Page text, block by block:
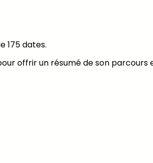
175 dates.
offrir un résumé de son parcours